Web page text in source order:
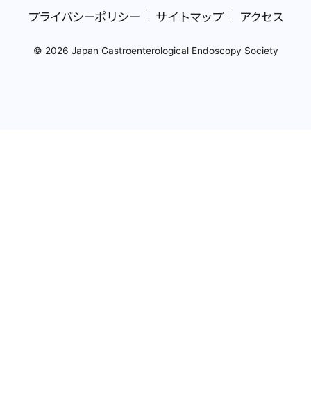
プライバシーポリシー サイトマップ アクセス
© 2026 Japan Gastroenterological Endoscopy Society